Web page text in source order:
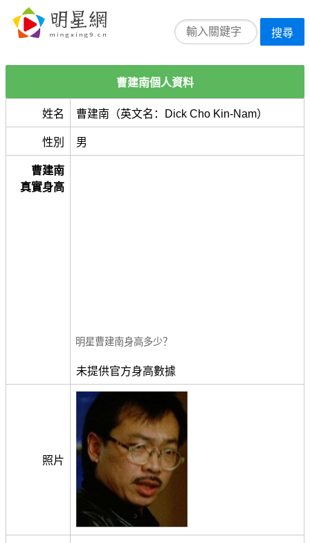
搜尋
曹建南個人資料
姓名 曹建南（英文名：Dick Cho Kin-Nam）
性別 男
曹建南
真實身高
明星曹建南身高多少？
未提供官方身高數據
照片